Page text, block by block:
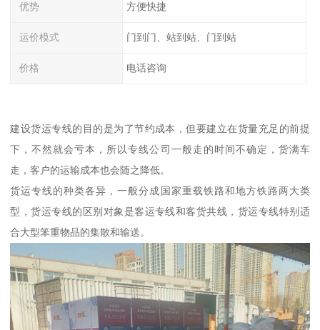
优势 方便快捷
运价模式 门到门、站到站、门到站
价格 电话咨询
建设货运专线的目的是为了节约成本，但要建立在货量充足的前提
下，不然就会亏本，所以专线公司一般走的时间不确定，货满车
走，客户的运输成本也会随之降低。
货运专线的种类各异，一般分成国家重载铁路和地方铁路两大类
型，货运专线的区别对象是客运专线和客货共线，货运专线特别适
合大型笨重物品的集散和输送。